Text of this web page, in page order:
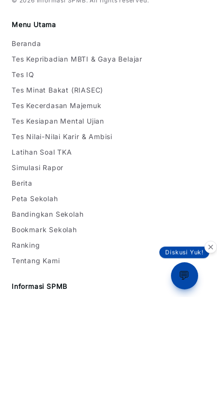
Diskusi Yuk!
💬
Menu Utama
Beranda
Tes Kepribadian MBTI & Gaya Belajar
Tes IQ
Tes Minat Bakat (RIASEC)
Tes Kecerdasan Majemuk
Tes Kesiapan Mental Ujian
Tes Nilai-Nilai Karir & Ambisi
Latihan Soal TKA
Simulasi Rapor
Berita
Peta Sekolah
Bandingkan Sekolah
Bookmark Sekolah
Ranking
Tentang Kami
Informasi SPMB